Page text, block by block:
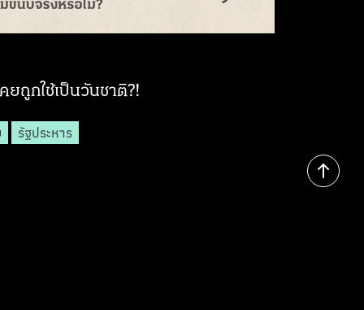
ยถูกใช้เป็นวันชาติ?!
รัฐประหาร